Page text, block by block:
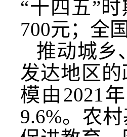
“十四五”
700元；全
推动城乡
发达地区
模由2021
9.6%。农